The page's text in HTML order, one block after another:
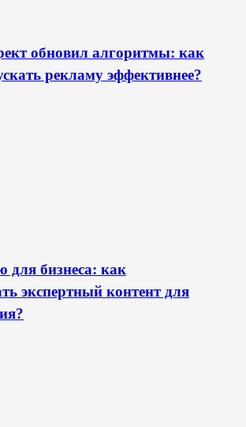
обновил алгоритмы: как
рекламу эффективнее?
для бизнеса: как
экспертный контент для